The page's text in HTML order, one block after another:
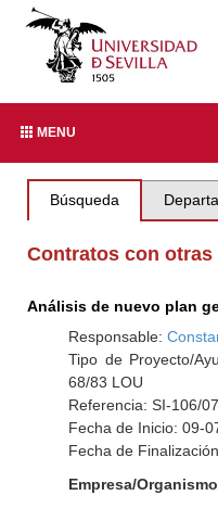
MENU
Búsqueda
Contratos con otras
Análisis de nuevo plan
Responsable:
Tipo de Proyecto/
68/83 LOU
Referencia: SI-106/07
Fecha de Inicio: 09-
Fecha de
Empresa/